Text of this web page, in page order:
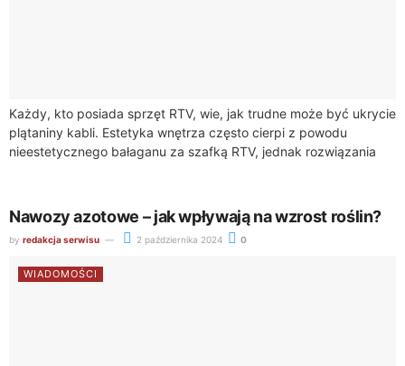
Każdy, kto posiada sprzęt RTV, wie, jak trudne może być ukrycie
plątaniny kabli. Estetyka wnętrza często cierpi z powodu
nieestetycznego bałaganu za szafką RTV, jednak rozwiązania
Nawozy azotowe – jak wpływają na wzrost roślin?
by redakcja serwisu 2 października 2024 0
WIADOMOŚCI